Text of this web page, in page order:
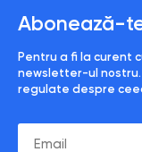
Abonează-
Pentru a fi la curent
newsletter-ul
regulate despre